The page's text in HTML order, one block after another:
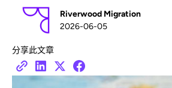
Riverwood Migration
2026-06-05
分享此文章